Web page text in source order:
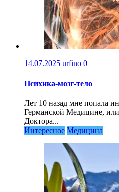
14.07.2025 urfino 0
Психика-мозг-тело
Лет 10 назад мне попала
Германской Медицине,
Доктора...
Интересное Медицина